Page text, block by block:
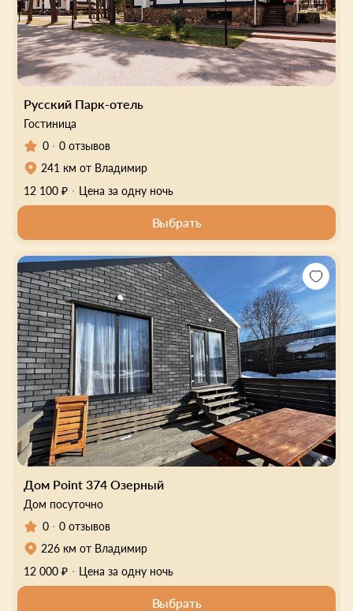
Русский Парк-отель
Гостиница
0
0 отзывов
241 км от Владимир
12 100 ₽
Цена за одну ночь
Выбрать
Дом Point 374 Озерный
Дом посуточно
0
0 отзывов
226 км от Владимир
12 000 ₽
Цена за одну ночь
Выбрать